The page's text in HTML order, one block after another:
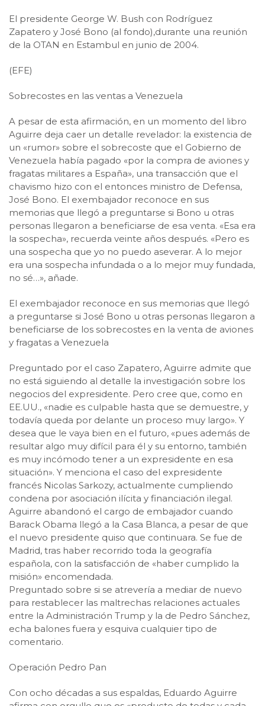
El presidente George W. Bush con Rodríguez
Zapatero y José Bono (al fondo),durante una reunión
de la OTAN en Estambul en junio de 2004.
(EFE)
Sobrecostes en las ventas a Venezuela
A pesar de esta afirmación, en un momento del libro
Aguirre deja caer un detalle revelador: la existencia de
un «rumor» sobre el sobrecoste que el Gobierno de
Venezuela había pagado «por la compra de aviones y
fragatas militares a España», una transacción que el
chavismo hizo con el entonces ministro de Defensa,
José Bono. El exembajador reconoce en sus
memorias que llegó a preguntarse si Bono u otras
personas llegaron a beneficiarse de esa venta. «Esa era
la sospecha», recuerda veinte años después. «Pero es
una sospecha que yo no puedo aseverar. A lo mejor
era una sospecha infundada o a lo mejor muy fundada,
no sé…», añade.
El exembajador reconoce en sus memorias que llegó
a preguntarse si José Bono u otras personas llegaron a
beneficiarse de los sobrecostes en la venta de aviones
y fragatas a Venezuela
Preguntado por el caso Zapatero, Aguirre admite que
no está siguiendo al detalle la investigación sobre los
negocios del expresidente. Pero cree que, como en
EE.UU., «nadie es culpable hasta que se demuestre, y
todavía queda por delante un proceso muy largo». Y
desea que le vaya bien en el futuro, «pues además de
resultar algo muy difícil para él y su entorno, también
es muy incómodo tener a un expresidente en esa
situación». Y menciona el caso del expresidente
francés Nicolas Sarkozy, actualmente cumpliendo
condena por asociación ilícita y financiación ilegal.
Aguirre abandonó el cargo de embajador cuando
Barack Obama llegó a la Casa Blanca, a pesar de que
el nuevo presidente quiso que continuara. Se fue de
Madrid, tras haber recorrido toda la geografía
española, con la satisfacción de «haber cumplido la
misión» encomendada.
Preguntado sobre si se atrevería a mediar de nuevo
para restablecer las maltrechas relaciones actuales
entre la Administración Trump y la de Pedro Sánchez,
echa balones fuera y esquiva cualquier tipo de
comentario.
Operación Pedro Pan
Con ocho décadas a sus espaldas, Eduardo Aguirre